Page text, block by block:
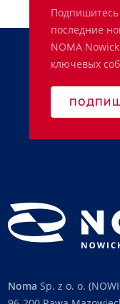
последние
NOMA
ключевых
Noma Sp. z o. o.